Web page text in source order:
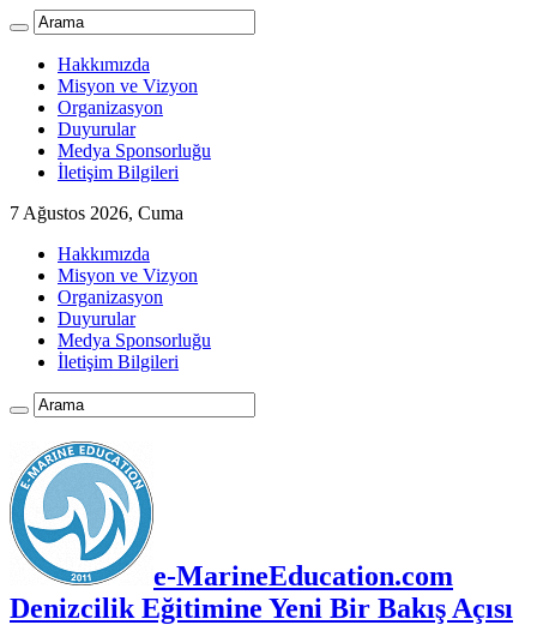
Hakkımızda
Misyon ve Vizyon
Organizasyon
Duyurular
Medya Sponsorluğu
İletişim Bilgileri
7 Ağustos 2026, Cuma
Hakkımızda
Misyon ve Vizyon
Organizasyon
Duyurular
Medya Sponsorluğu
İletişim Bilgileri
e-MarineEducation.com
Denizcilik Eğitimine Yeni Bir Bakış Açısı